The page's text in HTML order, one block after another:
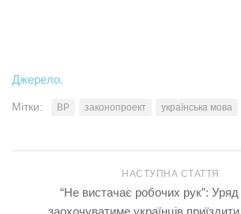
Джерело.
Мітки: ВР законопроект українська мова
НАСТУПНА СТАТТЯ
“Не вистачає робочих рук”:
заохочуватиме українців